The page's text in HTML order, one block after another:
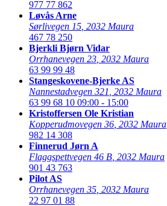
977 77 862
Løvås Arne
Sørlivegen 15 2032 Maura
467 78 250
Bjerkli Bjørn Vidar
Orrhanevegen 23 2032 Maura
63 99 99 48
Stangeskovene-Bjerke AS
Nannestadvegen 321 2032 Maura
63 99 68 10 09:00 - 15:00
Kristoffersen Ole Kristian
Kopperudmovegen 36 2032 Maura
982 14 308
Finnerud Jørn A
Flaggspettvegen 46 B 2032 Maura
901 43 763
Pilot AS
Orrhanevegen 35 2032 Maura
22 97 01 88